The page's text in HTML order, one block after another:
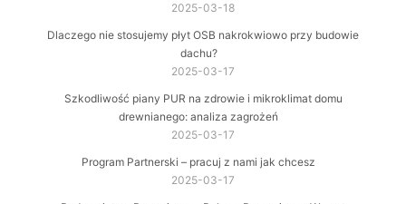
2025-03-18
Dlaczego nie stosujemy płyt OSB nakrokwiowo przy budowie
dachu?
2025-03-17
Szkodliwość piany PUR na zdrowie i mikroklimat domu
drewnianego: analiza zagrożeń
2025-03-17
Program Partnerski – pracuj z nami jak chcesz
2025-03-17